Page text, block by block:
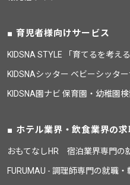
育児者様向けサービス
KIDSNA STYLE 「育てるを考え
KIDSNAシッター ベビーシッタ
KIDSNA園ナビ 保育園・幼稚園
ホテル業界・飲食業界の
おもてなしHR 宿泊業界専門の
FURUMAU - 調理師専門の就職